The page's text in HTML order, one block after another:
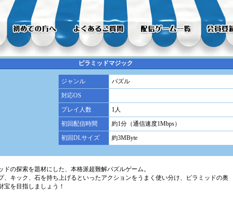
ピラミッドマジック
ジャンル
パズル
対応OS
プレイ人数
1人
初回配信時間
約1分（通信速度1Mbps）
初回DLサイズ
約3MByte
ドの探索を題材にした、本格派超難解パズルゲーム。
、キック、石を持ち上げるといったアクションをうまく使い分け、ピラミッドの奥
宝を目指しましょう！